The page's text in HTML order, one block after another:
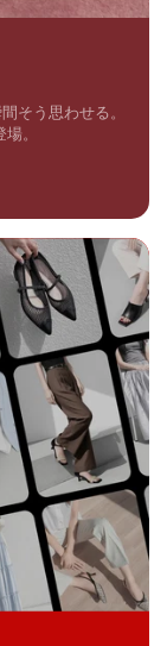
そう思わせる。
。